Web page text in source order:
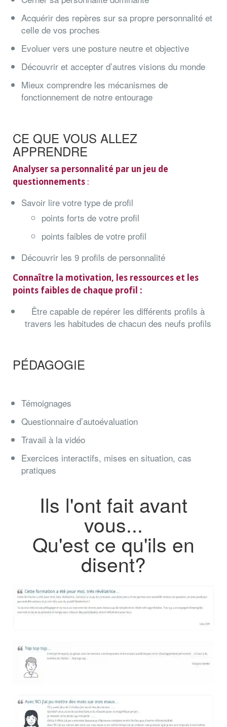
Acquérir des repères sur sa propre personnalité et
celle de vos proches
Evoluer vers une posture neutre et objective
Découvrir et accepter d’autres visions du monde
Mieux comprendre les mécanismes de
fonctionnement de notre entourage
CE QUE VOUS ALLEZ
APPRENDRE
Analyser sa personnalité par un jeu de
questionnements :
Savoir lire votre type de profil
points forts de votre profil
points faibles de votre profil
Découvrir les 9 profils de personnalité
Connaître la motivation, les ressources et les
points faibles de chaque profil :
Être capable de repérer les différents profils à
travers les habitudes de chacun des neufs profils
PÉDAGOGIE
Témoignages
Questionnaire d’autoévaluation
Travail à la vidéo
Exercices interactifs, mises en situation, cas
pratiques
Ils l'ont fait avant
vous...
Qu'est ce qu'ils en
disent?